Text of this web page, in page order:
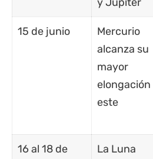
15 de junio
Mercurio
alcanza su
mayor
elongación
este
16 al 18 de
La Luna